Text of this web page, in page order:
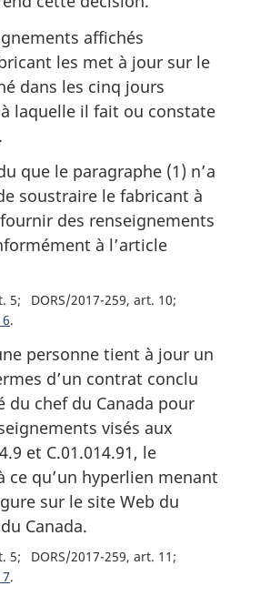
affichés
les met à jour sur le
dans les cinq jours
laquelle il fait ou constate
que le paragraphe (1) n’a
soustraire le fabricant à
des renseignements
à l’article
5
DORS/2017-259, art. 10
personne tient à jour un
d’un contrat conclu
du chef du Canada pour
visés aux
et C.01.014.91, le
ce qu’un hyperlien menant
sur le site Web du
Canada.
5
DORS/2017-259, art. 11